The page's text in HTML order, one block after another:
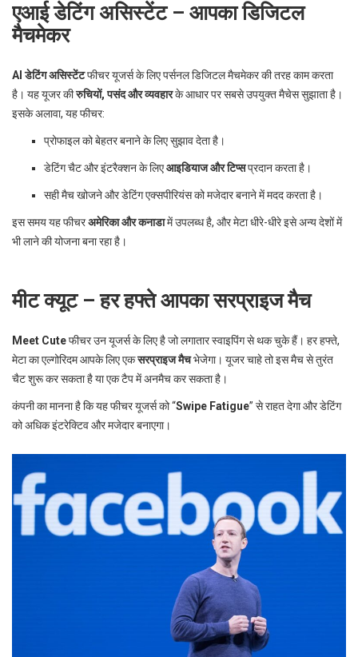
एआई डेटिंग असिस्टेंट – आपका डिजिटल
मैचमेकर
AI डेटिंग असिस्टेंटफीचर यूजर्स के लिए पर्सनल डिजिटल मैचमेकर की तरह काम करता
है। यह यूजर कीरुचियों, पसंद और व्यवहारके आधार पर सबसे उपयुक्त मैचेस सुझाता है।
इसके अलावा, यह फीचर:
प्रोफाइल को बेहतर बनाने के लिए सुझाव देता है।
डेटिंग चैट और इंटरैक्शन के लिएआइडियाज और टिप्सप्रदान करता है।
सही मैच खोजने और डेटिंग एक्सपीरियंस को मजेदार बनाने में मदद करता है।
इस समय यह फीचरअमेरिका और कनाडामें उपलब्ध है, और मेटा धीरे-धीरे इसे अन्य देशों में
भी लाने की योजना बना रहा है।
मीट क्यूट – हर हफ्ते आपका सरप्राइज मैच
Meet Cuteफीचर उन यूजर्स के लिए है जो लगातार स्वाइपिंग से थक चुके हैं। हर हफ्ते,
मेटा का एल्गोरिदम आपके लिए एकसरप्राइज मैचभेजेगा। यूजर चाहे तो इस मैच से तुरंत
चैट शुरू कर सकता है या एक टैप में अनमैच कर सकता है।
कंपनी का मानना है कि यह फीचर यूजर्स को “Swipe Fatigue” से राहत देगा और डेटिंग
को अधिक इंटरेक्टिव और मजेदार बनाएगा।